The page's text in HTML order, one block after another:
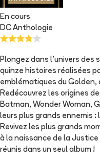
En cours
DC Anthologie
Plongez dans l'univers des
quinze histoires réalisées
emblématiques du Golden,
Redécouvrez les origines
Batman, Wonder Woman,
leurs plus grands ennemis :
Revivez les plus grands
à la naissance de la Justice
réunis dans un seul album !